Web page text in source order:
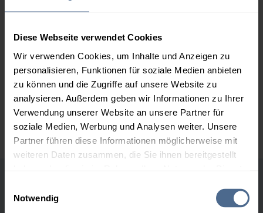
Diese Webseite verwendet Cookies
Wir verwenden Cookies, um Inhalte und Anzeigen zu
personalisieren, Funktionen für soziale Medien anbieten
zu können und die Zugriffe auf unsere Website zu
analysieren. Außerdem geben wir Informationen zu Ihrer
Verwendung unserer Website an unsere Partner für
soziale Medien, Werbung und Analysen weiter. Unsere
Partner führen diese Informationen möglicherweise mit
weiteren Daten zusammen, die Sie ihnen bereitgestellt
Notwendig
3.000 Liter
158,21 €
158,21 €
5.000 Liter
156,70 €
156,70 €
0,00 €
Preise für Heizöl in Standardqualität nach Ö-Norm C 1109 in € / 100
Liter inkl. MwSt. und Lieferung bei einer Lieferstelle.
Höchst- und Tiefststände der